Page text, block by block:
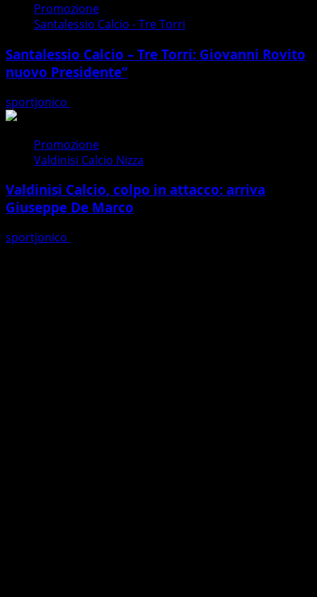
Promozione
Santalessio Calcio - Tre Torri
Santalessio Calcio – Tre Torri: Giovanni Rovito
nuovo Presidente”
sportjonico
Promozione
Valdinisi Calcio Nizza
Valdinisi Calcio, colpo in attacco: arriva
Giuseppe De Marco
sportjonico